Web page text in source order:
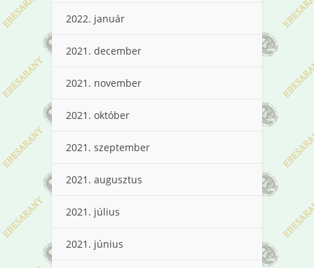
2022. január
2021. december
2021. november
2021. október
2021. szeptember
2021. augusztus
2021. július
2021. június